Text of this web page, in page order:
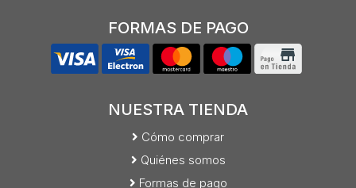
FORMAS DE PAGO
NUESTRA TIENDA
Cómo comprar
Quiénes somos
Formas de pago